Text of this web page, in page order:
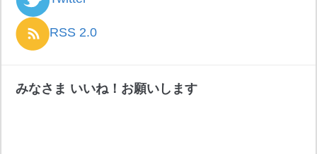
RSS 2.0
みなさま いいね！お願いします